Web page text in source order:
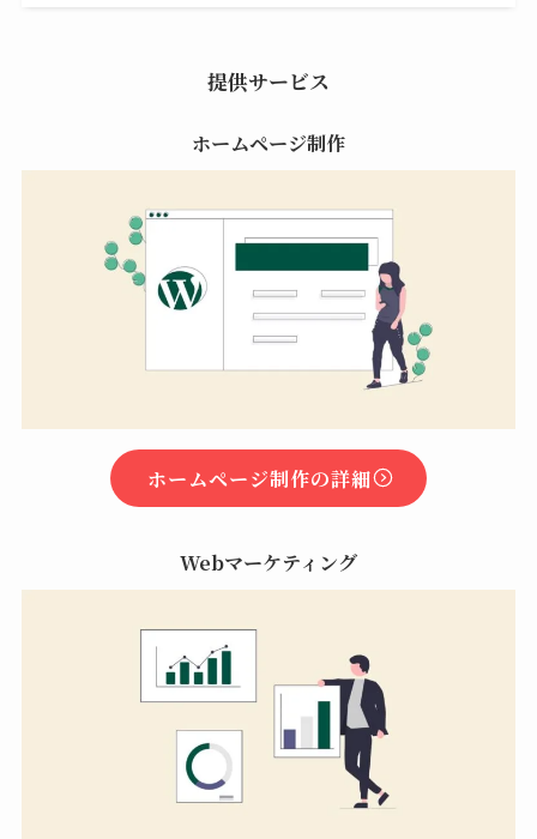
提供サービス
ホームページ制作
ホームページ制作の詳細
Webマーケティング